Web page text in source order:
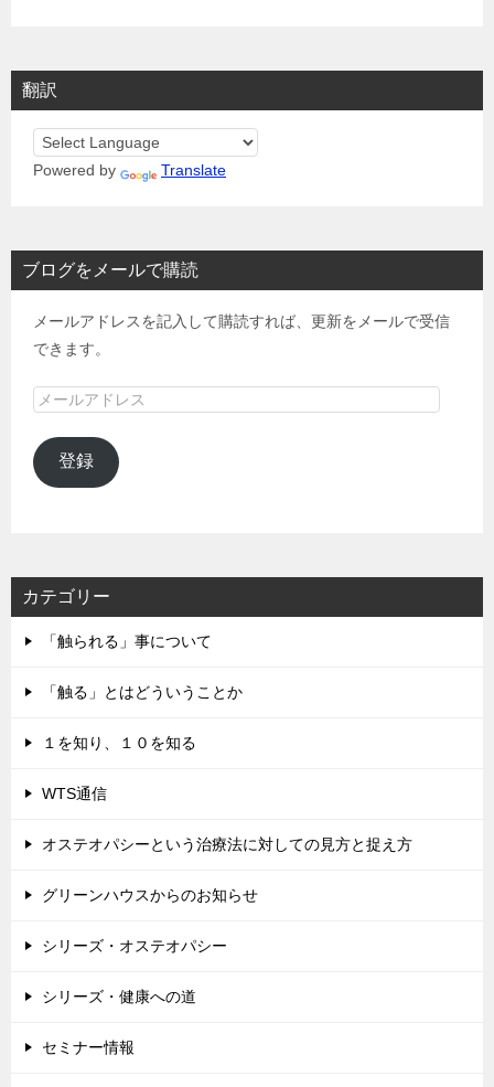
翻訳
Powered by Translate
ブログをメールで購読
メールアドレスを記入して購読すれば、更新をメールで受信
できます。
メ
ル
ア
登録
カテゴリー
「触られる」事について
「触る」とはどういうことか
１を知り、１０を知る
WTS通信
オステオパシーという治療法に対しての見方と捉え方
グリーンハウスからのお知らせ
シリーズ・オステオパシー
シリーズ・健康への道
セミナー情報